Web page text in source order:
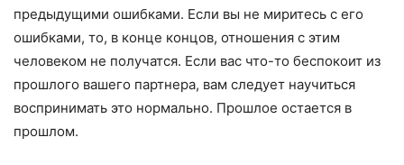
предыдущими ошибками. Если вы не миритесь с его
ошибками, то, в конце концов, отношения с этим
человеком не получатся. Если вас что-то беспокоит из
прошлого вашего партнера, вам следует научиться
воспринимать это нормально. Прошлое остается в
прошлом.